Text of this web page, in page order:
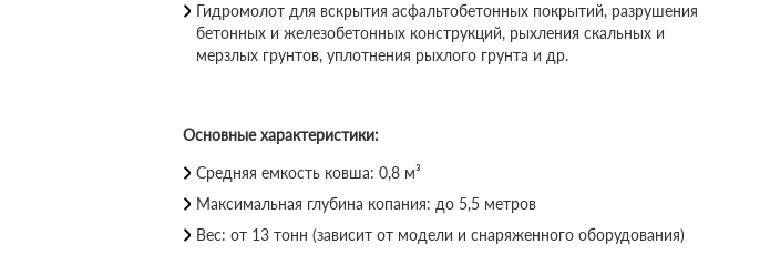
Гидромолот для вскрытия асфальтобетонных покрытий, разрушения
бетонных и железобетонных конструкций, рыхления скальных и
мерзлых грунтов, уплотнения рыхлого грунта и др.
Основные характеристики:
Средняя емкость ковша: 0,8 м³
Максимальная глубина копания: до 5,5 метров
Вес: от 13 тонн (зависит от модели и снаряженного оборудования)